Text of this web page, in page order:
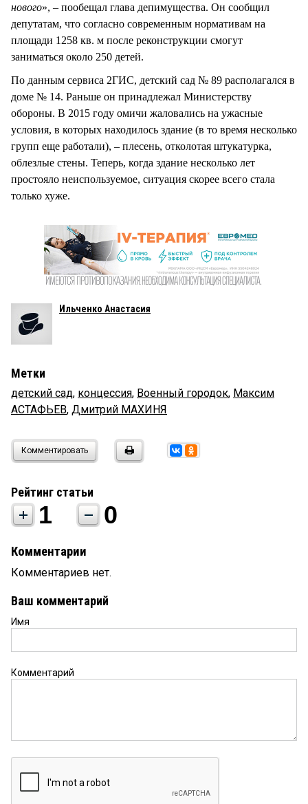
нового», – пообещал глава депимущества. Он сообщил
депутатам, что согласно современным нормативам на
площади 1258 кв. м после реконструкции смогут
заниматься около 250 детей.
По данным сервиса 2ГИС, детский сад № 89 располагался в
доме № 14. Раньше он принадлежал Министерству
обороны. В 2015 году омичи жаловались на ужасные
условия, в которых находилось здание (в то время несколько
групп еще работали), – плесень, отколотая штукатурка,
облезлые стены. Теперь, когда здание несколько лет
простояло неиспользуемое, ситуация скорее всего стала
только хуже.
Ильченко Анастасия
Метки
детский сад, концессия, Военный городок, Максим
АСТАФЬЕВ, Дмитрий МАХИНЯ
Комментировать
Рейтинг статьи
1 0
Комментарии
Комментариев нет.
Ваш комментарий
Имя
Комментарий